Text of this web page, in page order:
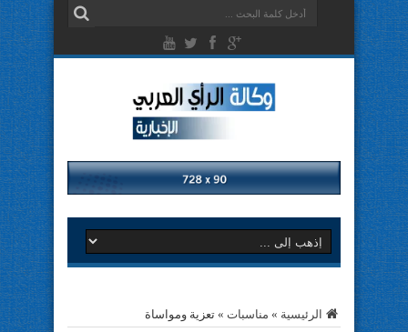
الرئيسية » مناسبات » تعزية ومواساة